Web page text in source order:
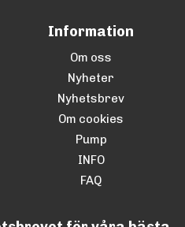
Information
Om oss
Nyheter
Nyhetsbrev
Om cookies
Pump
INFO
FAQ